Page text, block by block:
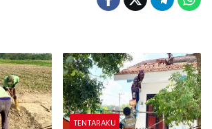
TENTARAKU